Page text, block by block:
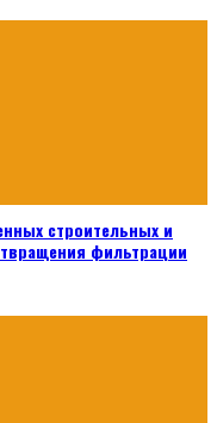
строительных и
фильтрации